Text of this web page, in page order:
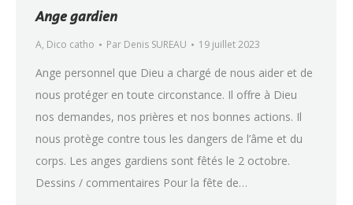
Ange gardien
A, Dico catho Par Denis SUREAU 19 juillet 2023
Ange personnel que Dieu a chargé de nous aider et de
nous protéger en toute circonstance. Il offre à Dieu
nos demandes, nos prières et nos bonnes actions. Il
nous protège contre tous les dangers de l’âme et du
corps. Les anges gardiens sont fêtés le 2 octobre.
Dessins / commentaires Pour la fête de…